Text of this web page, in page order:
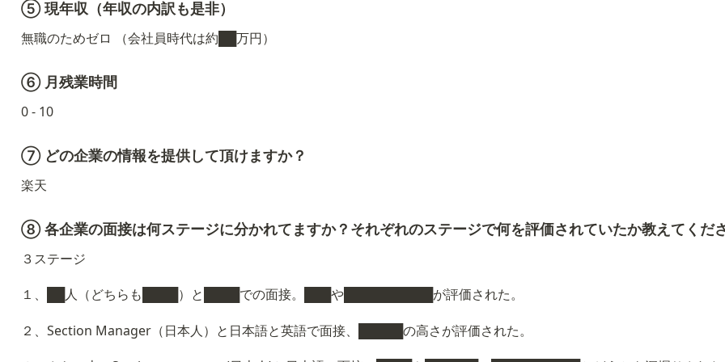
⑤ 現年収（年収の内訳も是非）
無職のためゼロ （会社員時代は約██万円）
⑥ 月残業時間
0 - 10
⑦ どの企業の情報を提供して頂けますか？
楽天
⑧ 各企業の面接は何ステージに分かれてますか？それぞれのステージで何を評価されていたか教えてくだ
３ステージ
１、██人（どちらも████）と████での面接。███や██████████が評価された。
２、Section Manager（日本人）と日本語と英語で面接、█████の高さが評価された。